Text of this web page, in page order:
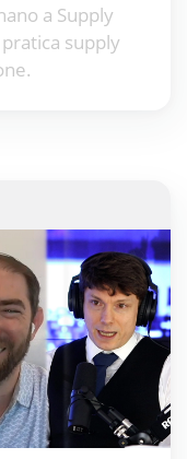
a Supply
supply